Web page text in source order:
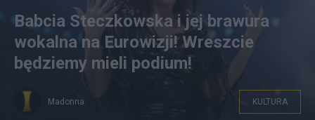
Babcia Steczkowska i jej brawura
wokalna na Eurowizji! Wreszcie
będziemy mieli podium!
Madonna KULTURA